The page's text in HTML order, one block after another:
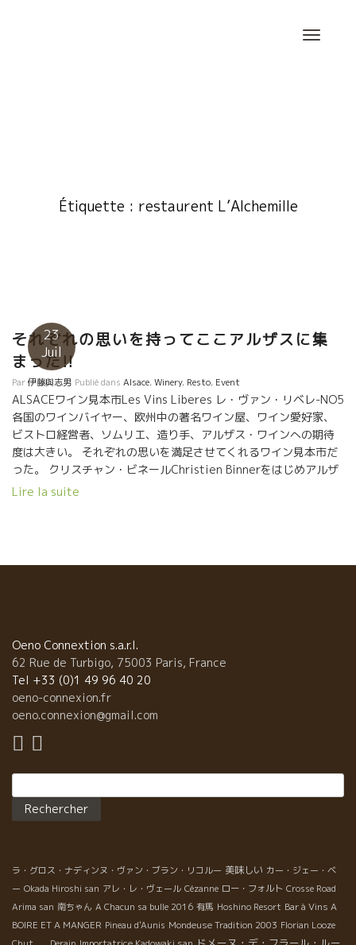
Étiquette : restaurent L’Alchemille
23
Juil
それぞれの思いを持ってここアルザスに集
まった!!
Par伊藤與志男 Publié dans Alsace,Winery, Resto, Event
ALSACEワイン見本市Les Vins Liberes レ・ヴァン・リベレ-NO5
各国のワインバイヤー、欧州中の著名ワイン屋、ワイン愛好家、
ビストロ経営者、ソムリエ、造り手、アルザス・ワインへの期待
度は大きい。 それぞれの思いを満足させてくれるワイン見本市だ
った。 クリスチャン・ビネールChristien Binnerをはじめアルザ
ス醸造家達の献身的なサーヴィス、組織運営には感動した。
のチームワークが違う！！ 宴会中も世界各地からの参加者同志の
活発な交流を行なわれた。 お互いに本物ワインを販売する立場同
志、本当に有意義な意見交換が行われた。 人が集まればエネルギ
ーが生成される。全うなワインを中心に人と人がどんどん繋がっ
ていく。 健全なワインは世を変えていくエネルギーに満ちてい
自然派ワイン試飲会が開催されている。 最後は必ずディスコにな
Merci pour Manifique soirée!! Merci Jérôme!! Merci les
vignerons Alsacienes !!
Lire la suite
Oeno Connextion s.a.r.l.
62 Rue de Turbigo, 75003 Paris, France
Tel +33 (0)1 49 96 40 20
oeno-connexion.fr
oeno.connexion@gmail.com
ラ・グロス・ナディンヌ・ヴァン・ブラン・リコルー 美味しい カー・ジェー・ベ
ー Okada Hiroshi san アレ・レ・ヴェール Cézanne ロー・フォルト Crosse Road
Arima san 南ちゃん A Chacun sa bulle 2016 有馬 Hoshino Resort Bar à Vins A
BOIRE ET A MANGER Pineau d'Aunis Mondeuse Tradition 2003 Florian Looze